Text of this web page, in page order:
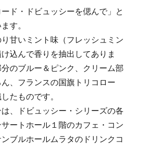
ド・ドビュッシーを偲んで」と
す。
甘いミント味（フレッシュミン
込んで香りを抽出してありま
のブルー＆ピンク、クリーム部
、フランスの国旗トリコロー
たものです。
、ドビュッシー・シリーズの各
ートホール１階のカフェ・コン
ブルホールムラタのドリンクコ